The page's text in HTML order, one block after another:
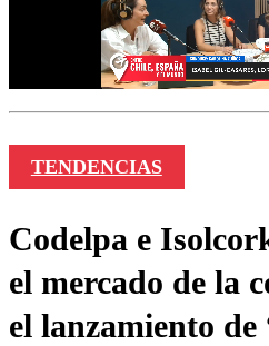
TENDENCIAS
Codelpa e
el mercado de la
el lanzamiento